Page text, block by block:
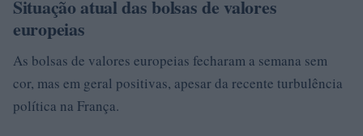
Situação atual das bolsas de valores
europeias
As bolsas de valores europeias fecharam a semana sem
cor, mas em geral positivas, apesar da recente turbulência
política na França.